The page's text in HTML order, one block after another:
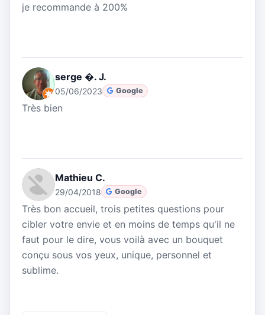
je recommande à 200%
serge �. J.
05/06/2023 Google
Très bien
Mathieu C.
29/04/2018 Google
Très bon accueil, trois petites questions pour
cibler votre envie et en moins de temps qu'il ne
faut pour le dire, vous voilà avec un bouquet
conçu sous vos yeux, unique, personnel et
sublime.